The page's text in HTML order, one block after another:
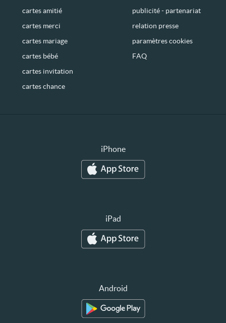
cartes amitié
cartes merci
cartes mariage
cartes bébé
cartes invitation
cartes chance
publicité - partenariat
relation presse
paramètres cookies
FAQ
iPhone
iPad
Android